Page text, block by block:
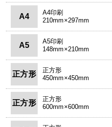
A4
A4印刷
210mm×297mm
A5
A5印刷
148mm×210mm
正方形
正方形
450mm×450mm
正方形
正方形
600mm×600mm